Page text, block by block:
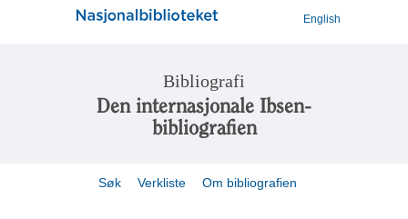
English
Bibliografi
Den internasjonale Ibsen-
bibliografien
Søk Verkliste Om bibliografien